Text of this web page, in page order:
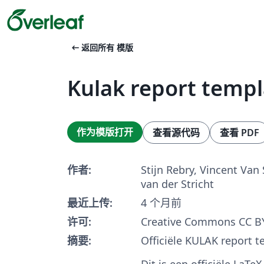
arrow_left_alt 返回所有 模版
Kulak report
作为模版打开 查看源代码 查看 PDF
作者:
Stijn Rebry, Vincent
van der Stricht
最近上传:
4 个月前
许可:
Creative Commons CC
摘要:
Officiële KULAK report